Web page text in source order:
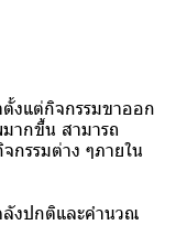
แต่กิจกรรมขาออก
ากขึ้น สามารถ
กรรมต่าง ๆภายใน
ปกติและคำนวณ